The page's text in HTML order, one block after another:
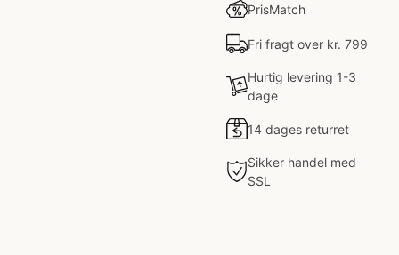
PrisMatch
Fri fragt over kr. 799
Hurtig levering 1-3
dage
14 dages returret
Sikker handel med
SSL